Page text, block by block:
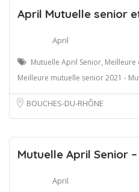
April Mutuelle senior
April
Mutuelle April Senior,
Meilleure mutuelle senior 2021 -
BOUCHES-DU-RHÔNE
Mutuelle April Senior
April